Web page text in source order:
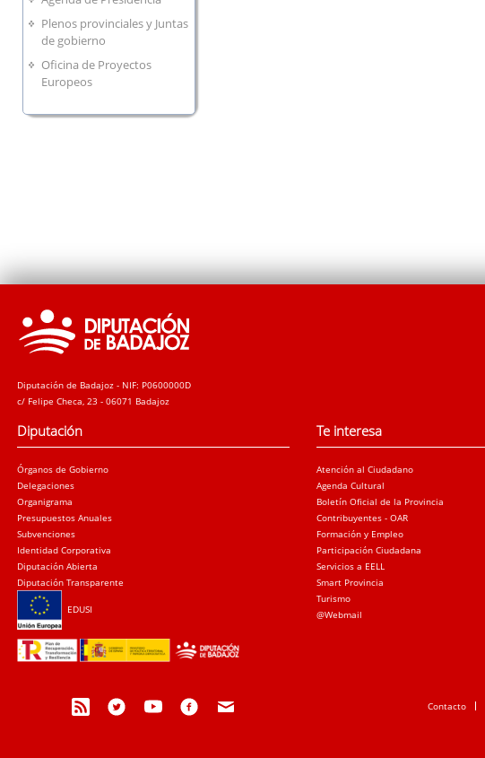
Plenos provinciales y Juntas
de gobierno
Oficina de Proyectos
Europeos
Diputación de Badajoz - NIF: P0600000D
c/ Felipe Checa, 23 - 06071 Badajoz
Diputación
Órganos de Gobierno
Delegaciones
Organigrama
Presupuestos Anuales
Subvenciones
Identidad Corporativa
Diputación Abierta
Diputación Transparente
EDUSI
Te interesa
Atención al Ciudadano
Agenda Cultural
Boletín Oficial de la Provincia
Contribuyentes - OAR
Formación y Empleo
Participación Ciudadana
Servicios a EELL
Smart Provincia
Turismo
@Webmail
Contacto